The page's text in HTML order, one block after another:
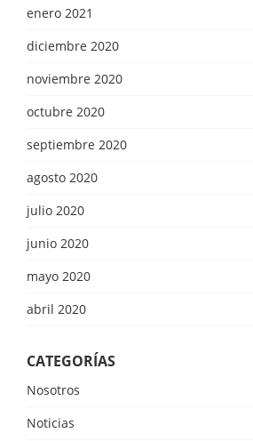
enero 2021
diciembre 2020
noviembre 2020
octubre 2020
septiembre 2020
agosto 2020
julio 2020
junio 2020
mayo 2020
abril 2020
CATEGORÍAS
Nosotros
Noticias